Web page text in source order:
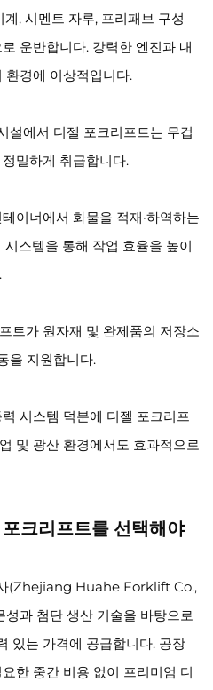
, 시멘트 자루, 프리패브 구성
운반합니다. 강력한 엔진과 내
환경에 이상적입니다.
설에서 디젤 포크리프트는 무겁
밀하게 취급합니다.
이너에서 화물을 적재·하역하는
스템을 통해 작업 효율을 높이
트가 원자재 및 완제품의 저장소
을 지원합니다.
시스템 덕분에 디젤 포크리프
및 광산 환경에서도 효과적으로
크리프트를 선택해야
(Zhejiang Huahe Forklift Co.,
과 첨단 생산 기술을 바탕으로
있는 가격에 공급합니다. 공장
한 중간 비용 없이 프리미엄 디